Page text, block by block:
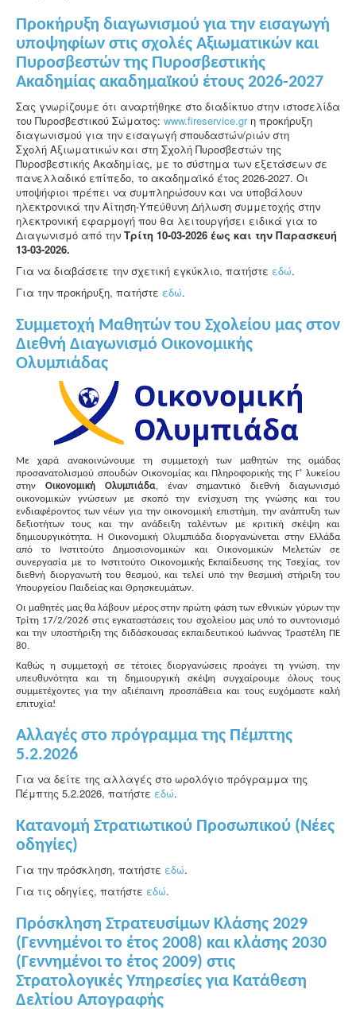
Προκήρυξη διαγωνισμού για την εισαγωγή
υποψηφίων στις σχολές Αξιωματικών και
Πυροσβεστών της Πυροσβεστικής
Ακαδημίας ακαδημαϊκού έτους 2026-2027
Σας γνωρίζουμε ότι αναρτήθηκε στο διαδίκτυο στην ιστοσελίδα
του Πυροσβεστικού Σώματος: www.fireservice.grη προκήρυξη
διαγωνισμού για την εισαγωγή σπουδαστών/ριών στη
Σχολή Αξιωματικών και στη Σχολή Πυροσβεστών της
Πυροσβεστικής Ακαδημίας, με το σύστημα των εξετάσεων σε
πανελλαδικό επίπεδο, το ακαδημαϊκό έτος 2026-2027. Οι
υποψήφιοι πρέπει να συμπληρώσουν και να υποβάλουν
ηλεκτρονικά την Αίτηση-Υπεύθυνη Δήλωση συμμετοχής στην
ηλεκτρονική εφαρμογή που θα λειτουργήσει ειδικά για το
Διαγωνισμό από την Τρίτη 10-03-2026 έως και την Παρασκευή
13-03-2026.
Για να διαβάσετε την σχετική εγκύκλιο, πατήστε εδώ.
Για την προκήρυξη, πατήστε εδώ.
Συμμετοχή Μαθητών του Σχολείου μας στον
Διεθνή Διαγωνισμό Οικονομικής
Ολυμπιάδας
Με χαρά ανακοινώνουμε τη συμμετοχή των μαθητών της ομάδας
προσανατολισμού σπουδών Οικονομίας και Πληροφορικής της Γ’ λυκείου
στην Οικονομική Ολυμπιάδα, έναν σημαντικό διεθνή διαγωνισμό
οικονομικών γνώσεων με σκοπό την ενίσχυση της γνώσης και του
ενδιαφέροντος των νέων για την οικονομική επιστήμη, την ανάπτυξη των
δεξιοτήτων τους και την ανάδειξη ταλέντων με κριτική σκέψη και
δημιουργικότητα. Η Οικονομική Ολυμπιάδα διοργανώνεται στην Ελλάδα
από το Ινστιτούτο Δημοσιονομικών και Οικονομικών Μελετών σε
συνεργασία με το Ινστιτούτο Οικονομικής Εκπαίδευσης της Τσεχίας, τον
διεθνή διοργανωτή του θεσμού, και τελεί υπό την θεσμική στήριξη του
Υπουργείου Παιδείας και Θρησκευμάτων.
Οι μαθητές μας θα λάβουν μέρος στην πρώτη φάση των εθνικών γύρων την
Τρίτη 17/2/2026 στις εγκαταστάσεις του σχολείου μας υπό το συντονισμό
και την υποστήριξη της διδάσκουσας εκπαιδευτικού Ιωάννας Τραστέλη ΠΕ
80.
Καθώς η συμμετοχή σε τέτοιες διοργανώσεις προάγει τη γνώση, την
υπευθυνότητα και τη δημιουργική σκέψη συγχαίρουμε όλους τους
συμμετέχοντες για την αξιέπαινη προσπάθεια και τους ευχόμαστε καλή
επιτυχία!
Αλλαγές στο πρόγραμμα της Πέμπτης
5.2.2026
Για να δείτε της αλλαγές στο ωρολόγιο πρόγραμμα της
Πέμπτης 5.2.2026, πατήστε εδώ.
Κατανομή Στρατιωτικού Προσωπικού (Νέες
οδηγίες)
Για την πρόσκληση, πατήστε εδώ.
Για τις οδηγίες, πατήστε εδώ.
Πρόσκληση Στρατευσίμων Κλάσης 2029
(Γεννημένοι το έτος 2008) και κλάσης 2030
(Γεννημένοι το έτος 2009) στις
Στρατολογικές Υπηρεσίες για Κατάθεση
Δελτίου Απογραφής